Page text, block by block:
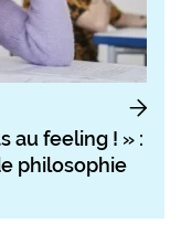
au feeling ! » :
philosophie